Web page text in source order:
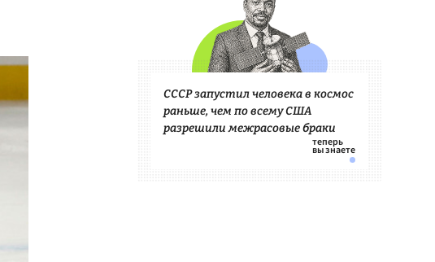
СССР запустил человека в космос
раньше, чем по всему США
разрешили межрасовые браки